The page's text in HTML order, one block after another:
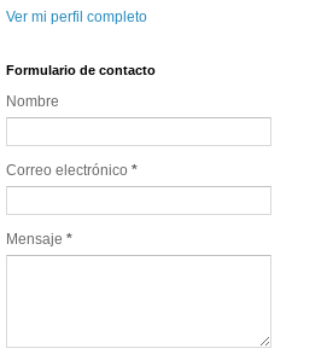
Ver mi perfil completo
Formulario de contacto
Nombre
Correo electrónico *
Mensaje *